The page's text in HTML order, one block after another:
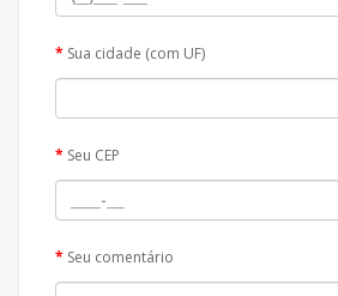
Sua cidade (com UF)
Seu CEP
Seu comentário